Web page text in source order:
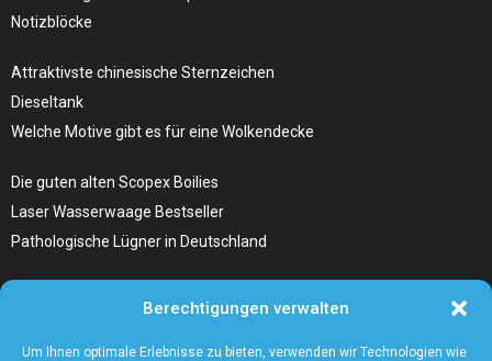
Berechtigungen verwalten
Um Ihnen optimale Erlebnisse zu bieten, verwenden wir Technologien wie
Notizblöcke
Attraktivste chinesische Sternzeichen
Dieseltank
Welche Motive gibt es für eine Wolkendecke
Die guten alten Scopex Boilies
Laser Wasserwaage Bestseller
Pathologische Lügner in Deutschland
Die Kunst, Handbücher zu schreiben
Wieso ein Handstaubsauger unentbehrlich ist